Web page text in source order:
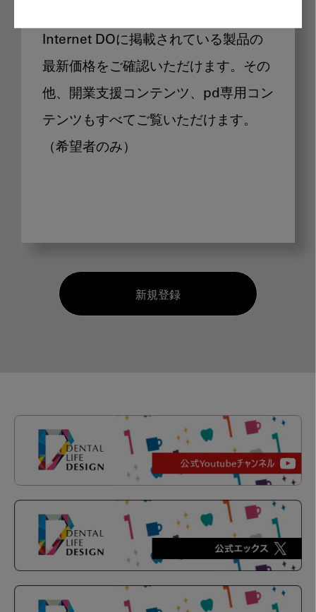
Internet DOに掲載されている製品の
最新価格をご確認いただけます。その
他、開業支援コンテンツ、pd専用コン
テンツもすべてご覧いただけます。
（希望者のみ）
新規登録